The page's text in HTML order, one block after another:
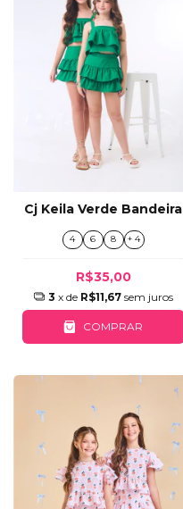
Cj Keila Verde Bandeira
4 6 8 + 4
R$35,00
3 x de R$11,67 sem juros
COMPRAR